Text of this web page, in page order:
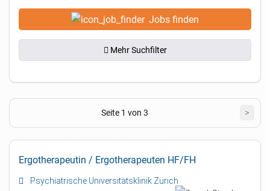
Jobs finden
Mehr Suchfilter
Seite 1 von 3 >
Ergotherapeutin / Ergotherapeuten HF/FH
Psychiatrische Universitätsklinik Zürich